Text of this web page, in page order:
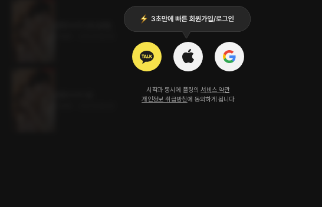
시작과 동시에 플링의 서비스 약관
개인정보 취급방침에 동의하게 됩니다